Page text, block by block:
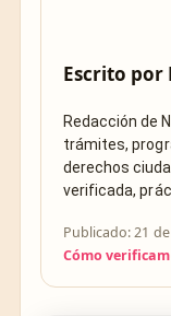
Escrito por
Redacción de
trámites,
derechos
verificada,
Publicado: 21
Cómo